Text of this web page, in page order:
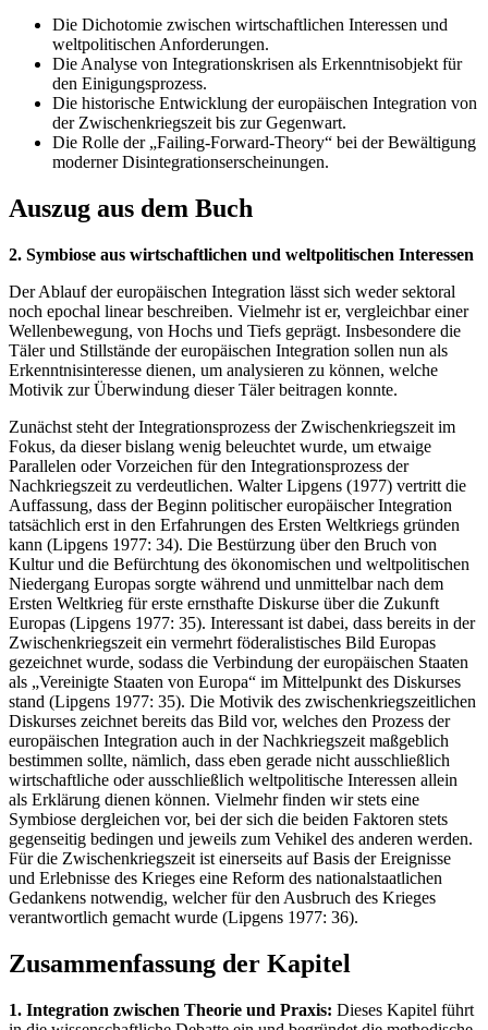
Die Dichotomie zwischen wirtschaftlichen Interessen und
weltpolitischen Anforderungen.
Die Analyse von Integrationskrisen als Erkenntnisobjekt für
den Einigungsprozess.
Die historische Entwicklung der europäischen Integration von
der Zwischenkriegszeit bis zur Gegenwart.
Die Rolle der „Failing-Forward-Theory“ bei der Bewältigung
moderner Disintegrationserscheinungen.
Auszug aus dem Buch
2. Symbiose aus wirtschaftlichen und weltpolitischen Interessen
Der Ablauf der europäischen Integration lässt sich weder sektoral
noch epochal linear beschreiben. Vielmehr ist er, vergleichbar einer
Wellenbewegung, von Hochs und Tiefs geprägt. Insbesondere die
Täler und Stillstände der europäischen Integration sollen nun als
Erkenntnisinteresse dienen, um analysieren zu können, welche
Motivik zur Überwindung dieser Täler beitragen konnte.
Zunächst steht der Integrationsprozess der Zwischenkriegszeit im
Fokus, da dieser bislang wenig beleuchtet wurde, um etwaige
Parallelen oder Vorzeichen für den Integrationsprozess der
Nachkriegszeit zu verdeutlichen. Walter Lipgens (1977) vertritt die
Auffassung, dass der Beginn politischer europäischer Integration
tatsächlich erst in den Erfahrungen des Ersten Weltkriegs gründen
kann (Lipgens 1977: 34). Die Bestürzung über den Bruch von
Kultur und die Befürchtung des ökonomischen und weltpolitischen
Niedergang Europas sorgte während und unmittelbar nach dem
Ersten Weltkrieg für erste ernsthafte Diskurse über die Zukunft
Europas (Lipgens 1977: 35). Interessant ist dabei, dass bereits in der
Zwischenkriegszeit ein vermehrt föderalistisches Bild Europas
gezeichnet wurde, sodass die Verbindung der europäischen Staaten
als „Vereinigte Staaten von Europa“ im Mittelpunkt des Diskurses
stand (Lipgens 1977: 35). Die Motivik des zwischenkriegszeitlichen
Diskurses zeichnet bereits das Bild vor, welches den Prozess der
europäischen Integration auch in der Nachkriegszeit maßgeblich
bestimmen sollte, nämlich, dass eben gerade nicht ausschließlich
wirtschaftliche oder ausschließlich weltpolitische Interessen allein
als Erklärung dienen können. Vielmehr finden wir stets eine
Symbiose dergleichen vor, bei der sich die beiden Faktoren stets
gegenseitig bedingen und jeweils zum Vehikel des anderen werden.
Für die Zwischenkriegszeit ist einerseits auf Basis der Ereignisse
und Erlebnisse des Krieges eine Reform des nationalstaatlichen
Gedankens notwendig, welcher für den Ausbruch des Krieges
verantwortlich gemacht wurde (Lipgens 1977: 36).
Zusammenfassung der Kapitel
1. Integration zwischen Theorie und Praxis: Dieses Kapitel führt